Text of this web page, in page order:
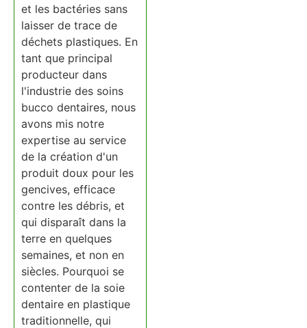
et les bactéries sans
laisser de trace de
déchets plastiques. En
tant que principal
producteur dans
l'industrie des soins
bucco dentaires, nous
avons mis notre
expertise au service
de la création d'un
produit doux pour les
gencives, efficace
contre les débris, et
qui disparaît dans la
terre en quelques
semaines, et non en
siècles. Pourquoi se
contenter de la soie
dentaire en plastique
traditionnelle, qui